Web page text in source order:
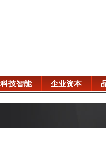
科技智能 企业资本